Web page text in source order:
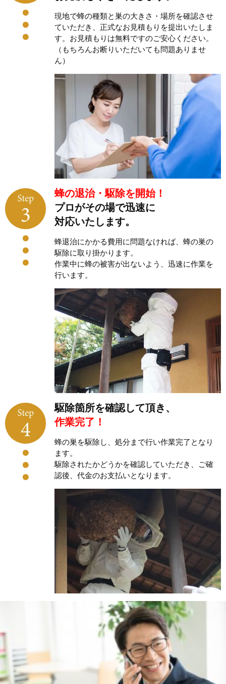
現地で蜂の種類と巣の大きさ・場所を確認させ
ていただき、正式なお見積もりを提出いたしま
す。お見積もりは無料ですのご安心ください。
（もちろんお断りいただいても問題ありませ
ん）
蜂の退治・駆除を開始！
プロがその場で迅速に
対応いたします。
蜂退治にかかる費用に問題なければ、蜂の巣の
駆除に取り掛かります。
作業中に蜂の被害が出ないよう、迅速に作業を
行います。
駆除箇所を確認して頂き、
作業完了！
蜂の巣を駆除し、処分まで行い作業完了となり
ます。
駆除されたかどうかを確認していただき、ご確
認後、代金のお支払いとなります。